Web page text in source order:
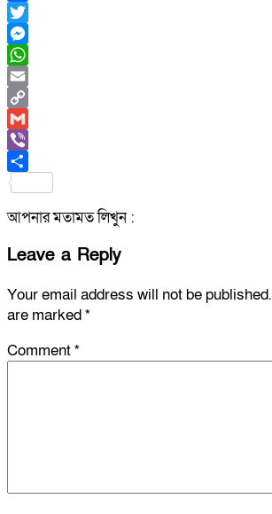
Facebook
Twitter
Messenger
WhatsApp
Email
Copy
Link
Gmail
Viber
আপনার মতামত লিখুন :
Leave a Reply
Your email address will not be published.
are marked*
Comment*